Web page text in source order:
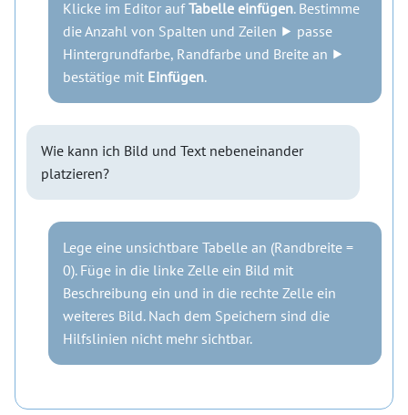
Klicke im Editor aufTabelle einfügen. Bestimme
die Anzahl von Spalten und Zeilen ⯈ passe
Hintergrundfarbe, Randfarbe und Breite an ⯈
bestätige mit Einfügen.
Wie kann ich Bild und Text nebeneinander
platzieren?
Lege eine unsichtbare Tabelle an (Randbreite =
0). Füge in die linke Zelle ein Bild mit
Beschreibung ein und in die rechte Zelle ein
weiteres Bild. Nach dem Speichern sind die
Hilfslinien nicht mehr sichtbar.